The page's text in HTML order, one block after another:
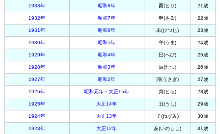
1933年 昭和8年 酉(とり) 21歳
1932年 昭和7年 申(さる) 22歳
1931年 昭和6年 未(ひつじ) 23歳
1930年 昭和5年 午(うま) 24歳
1929年 昭和4年 巳(へび) 25歳
1928年 昭和3年 辰(たつ) 26歳
1927年 昭和2年 卯(うさぎ) 27歳
1926年 昭和元年・大正15年 寅(とら) 28歳
1925年 大正14年 丑(うし) 29歳
1924年 大正13年 子(ねずみ) 30歳
1923年 大正12年 亥(いのしし) 31歳